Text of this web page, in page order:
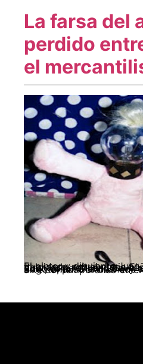
La farsa del
perdido
el
El pintor y dibujante Juan Cárdenas en artículo publicado por el diario El Tiempo, el pasado 12 de marzo, refiriéndose a los planteamientos del director del Museo de Arte Moderno de Nueva York, señor